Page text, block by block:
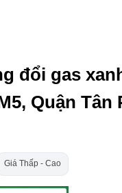
đổi gas
Quận Tân
Giá Thấp - Cao